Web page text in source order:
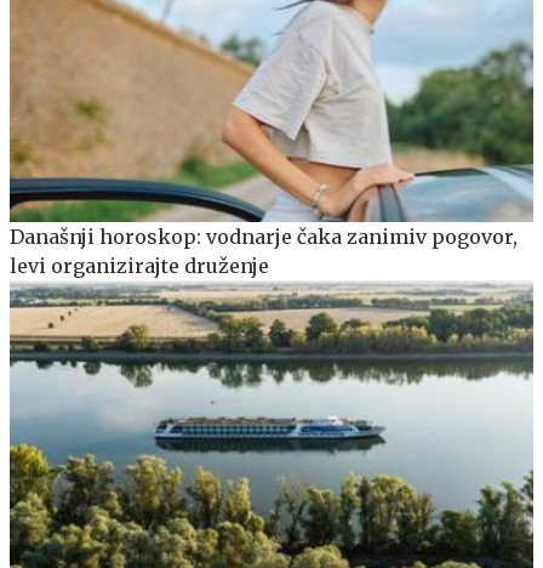
Današnji horoskop: vodnarje čaka zanimiv pogovor,
levi organizirajte druženje